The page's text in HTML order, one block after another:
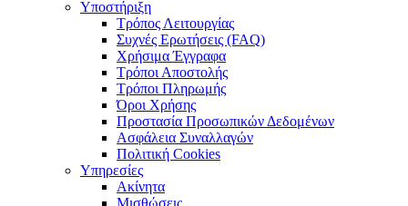
Υποστήριξη
Τρόπος Λειτουργίας
Συχνές Ερωτήσεις (FAQ)
Χρήσιμα Έγγραφα
Τρόποι Αποστολής
Τρόποι Πληρωμής
Όροι Χρήσης
Προστασία Προσωπικών Δεδομένων
Ασφάλεια Συναλλαγών
Πολιτική Cookies
Υπηρεσίες
Ακίνητα
Μισθώσεις